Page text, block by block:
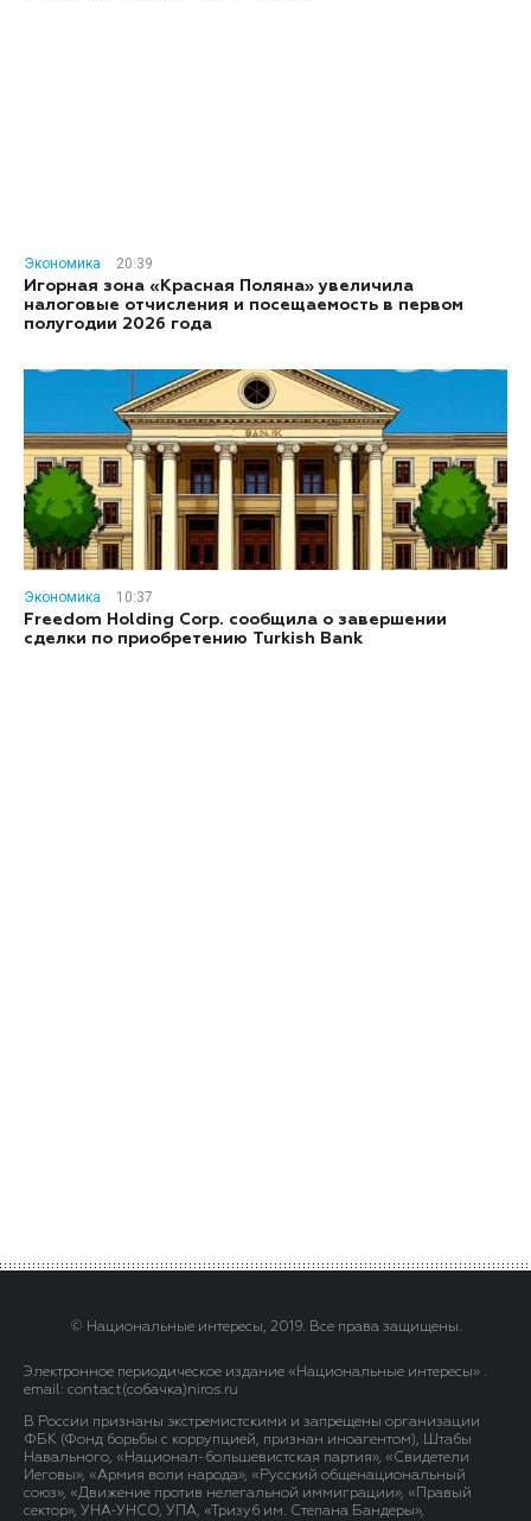
Экономика
20:39
Игорная зона «Красная Поляна» увеличила
налоговые отчисления и посещаемость в первом
полугодии 2026 года
Экономика
10:37
Freedom Holding Corp. сообщила о завершении
сделки по приобретению Turkish Bank
© Национальные интересы, 2019. Все права защищены.
Электронное периодическое издание «Национальные интересы» .
email: contact(сoбaчка)niros.ru
В России признаны экстремистскими и запрещены организации
ФБК (Фонд борьбы с коррупцией, признан иноагентом), Штабы
Навального, «Национал-большевистская партия», «Свидетели
Иеговы», «Армия воли народа», «Русский общенациональный
союз», «Движение против нелегальной иммиграции», «Правый
сектор», УНА-УНСО, УПА, «Тризуб им. Степана Бандеры»,